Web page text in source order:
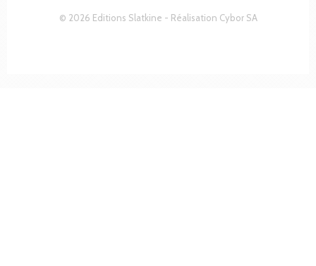
© 2026 Editions Slatkine - Réalisation Cybor SA